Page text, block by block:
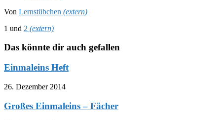
Von Lernstübchen (extern)
1 und 2 (extern)
Das könnte dir auch gefallen
Einmaleins Heft
26. Dezember 2014
Großes Einmaleins – Fächer